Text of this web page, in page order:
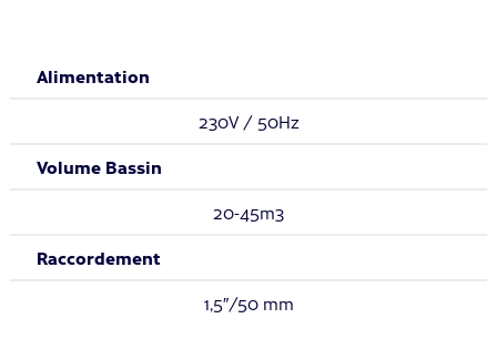
Alimentation
230V / 50Hz
Volume Bassin
20-45m3
Raccordement
1,5″/50 mm